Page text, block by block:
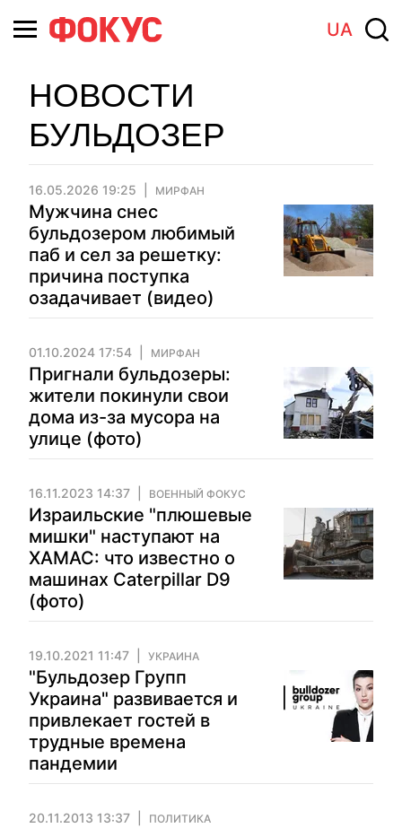
UA
НОВОСТИ
БУЛЬДОЗЕР
16.05.2026 19:25 МИРФАН
Мужчина снес
бульдозером любимый
паб и сел за решетку:
причина поступка
озадачивает (видео)
01.10.2024 17:54 МИРФАН
Пригнали бульдозеры:
жители покинули свои
дома из-за мусора на
улице (фото)
16.11.2023 14:37 ВОЕННЫЙ ФОКУС
Израильские "плюшевые
мишки" наступают на
ХАМАС: что известно о
машинах Caterpillar D9
(фото)
19.10.2021 11:47 УКРАИНА
"Бульдозер Групп
Украина" развивается и
привлекает гостей в
трудные времена
пандемии
20.11.2013 13:37 ПОЛИТИКА